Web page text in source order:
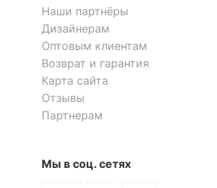
Наши партнёры
Дизайнерам
Оптовым клиентам
Возврат и гарантия
Карта сайта
Отзывы
Партнерам
Мы в соц. сетях